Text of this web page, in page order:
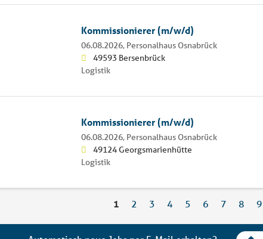
Kommissionierer (m/w/d)
06.08.2026, Personalhaus Osnabrück
49593 Bersenbrück
Logistik
Kommissionierer (m/w/d)
06.08.2026, Personalhaus Osnabrück
49124 Georgsmarienhütte
Logistik
1 2 3 4 5 6 7 8 9